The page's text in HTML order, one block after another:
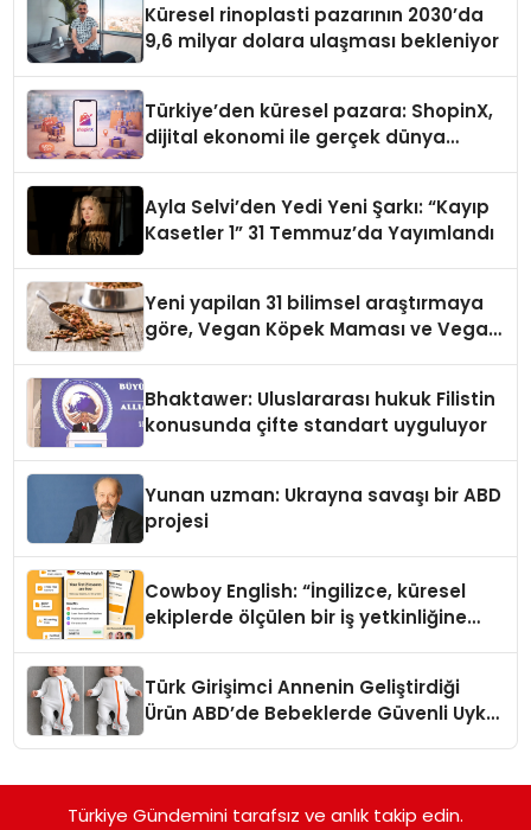
Küresel rinoplasti pazarının 2030’da
9,6 milyar dolara ulaşması bekleniyor
Türkiye’den küresel pazara: ShopinX,
dijital ekonomi ile gerçek dünya
Ayla Selvi’den Yedi Yeni Şarkı: “Kayıp
Kasetler 1” 31 Temmuz’da Yayımlandı
Yeni yapilan 31 bilimsel araştırmaya
göre, Vegan Köpek Maması ve Vegan
Bhaktawer: Uluslararası hukuk Filistin
konusunda çifte standart uyguluyor
Yunan uzman: Ukrayna savaşı bir ABD
projesi
Cowboy English: “İngilizce, küresel
ekiplerde ölçülen bir iş yetkinliğine
Türk Girişimci Annenin Geliştirdiği
Ürün ABD’de Bebeklerde Güvenli Uyku
Türkiye Gündemini tarafsız ve anlık takip edin.